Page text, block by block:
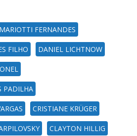
FERNANDES
FILHO DANIEL LICHTNOW
PADILHA
CRISTIANE KRÜGER
CLAYTON HILLIG